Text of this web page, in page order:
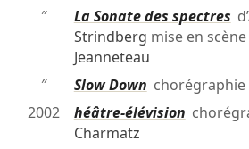
″
La Sonate des spectres d’
Strindberg mise en scène
Jeanneteau
″
Slow Down chorégraphie
2002
héâtre-élévision
Charmatz